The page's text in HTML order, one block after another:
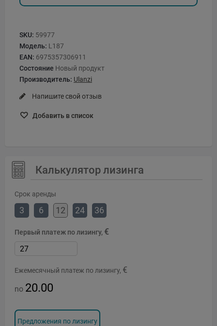
SKU: 59977
Модель: L187
EAN: 6975357306911
Состояние Новый продукт
Производитель: Ulanzi
Напишите свой отзыв
Добавить в список
Калькулятор лизинга
Срок аренды
3 6 12 24 36
Первый платеж по лизингу, €
Ежемесячный платеж по лизингу, €
no 20.00
Предложения по лизингу